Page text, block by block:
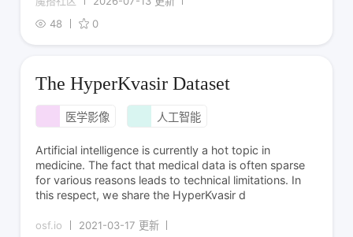
48
0
The HyperKvasir Dataset
医学影像 人工智能
Artificial intelligence is currently a hot topic in
medicine. The fact that medical data is often sparse
for various reasons leads to technical limitations. In
this respect, we share the HyperKvasir d
osf.io
2021-03-17 更新